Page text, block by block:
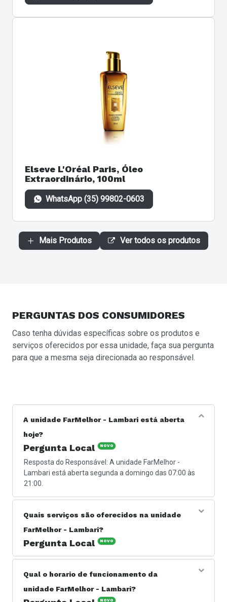
Elseve L'Oréal Paris, Óleo
Extraordinário, 100ml
WhatsApp (35) 99802-0603
Mais Produtos Ver todos os produtos
PERGUNTAS DOS CONSUMIDORES
Caso tenha dúvidas específicas sobre os produtos e
serviços oferecidos por essa unidade, faça sua pergunta
para que a mesma seja direcionada ao responsável.
A unidade FarMelhor - Lambari está aberta
hoje?
Pergunta Local NOVO
Resposta do Responsável: A unidade FarMelhor -
Lambari está aberta segunda a domingo das 07:00 às
21:00.
Quais serviços são oferecidos na unidade
FarMelhor - Lambari?
Pergunta Local NOVO
Resposta do Responsável: Os serviços oferecidos são
Qual o horario de funcionamento da
unidade FarMelhor - Lambari?
NOVO